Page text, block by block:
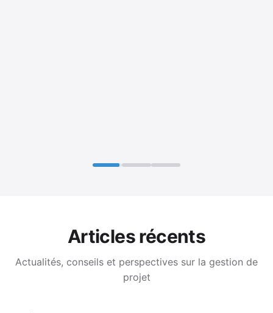
Articles récents
Actualités, conseils et perspectives sur la gestion de
projet